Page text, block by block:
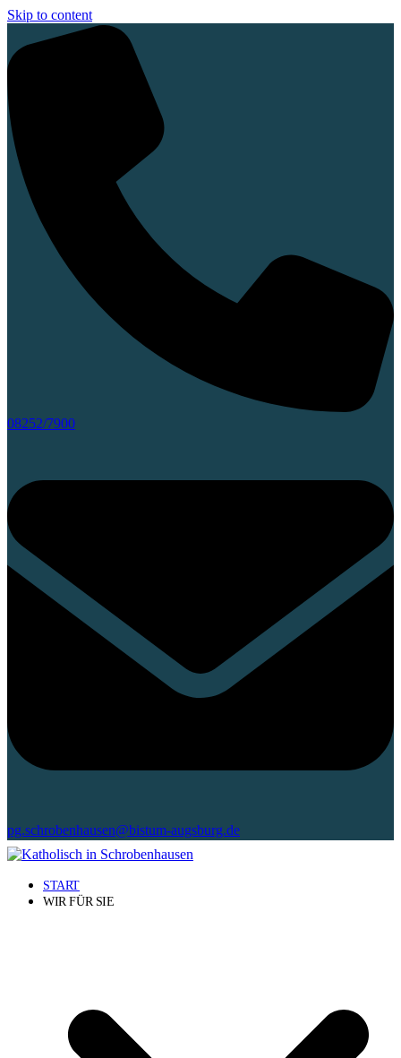
Skip to content
08252/7900
pg.schrobenhausen@bistum-augsburg.de
START
WIR FÜR SIE